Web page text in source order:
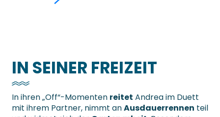
IN SEINER FREIZEIT
In ihren „Off“-Momenten reitet Andrea im Duett
mit ihrem Partner, nimmt anAusdauerrennen teil